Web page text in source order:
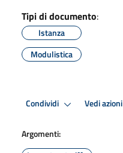
Tipi di documento:
Istanza
Modulistica
Condividi Vedi azioni
Argomenti: